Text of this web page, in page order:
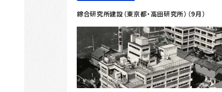
綜合研究所建設（東京都・高田研究所）（9月）